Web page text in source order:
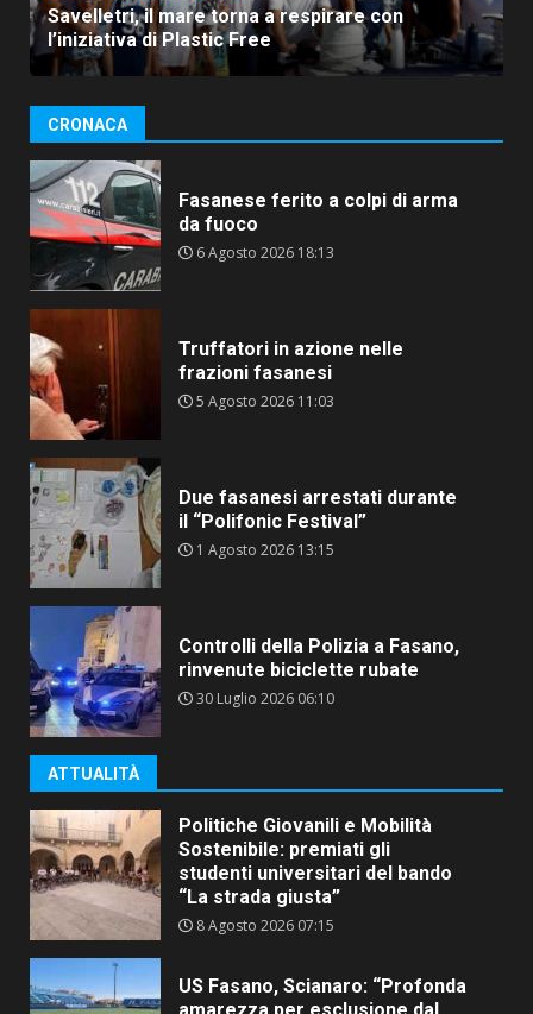
Savelletri, il mare torna a respirare con
l’iniziativa di Plastic Free
CRONACA
Fasanese ferito a colpi di arma
da fuoco
6 Agosto 2026 18:13
Truffatori in azione nelle
frazioni fasanesi
5 Agosto 2026 11:03
Due fasanesi arrestati durante
il “Polifonic Festival”
1 Agosto 2026 13:15
Controlli della Polizia a Fasano,
rinvenute biciclette rubate
30 Luglio 2026 06:10
ATTUALITÀ
Politiche Giovanili e Mobilità
Sostenibile: premiati gli
studenti universitari del bando
“La strada giusta”
8 Agosto 2026 07:15
US Fasano, Scianaro: “Profonda